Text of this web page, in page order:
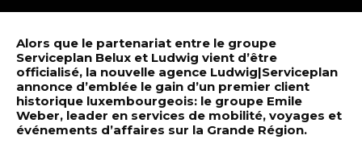
Alors que le partenariat entre le groupe
Serviceplan Belux et Ludwig vient d’être
officialisé, la nouvelle agence Ludwig|Serviceplan
annonce d’emblée le gain d’un premier client
historique luxembourgeois: le groupe Emile
Weber, leader en services de mobilité, voyages et
événements d’affaires sur la Grande Région.